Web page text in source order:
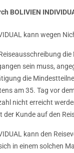
BOLIVIEN
kann wegen
sein muss,
die
am 35. Tag vor
nicht erreicht
Kunde auf den
kann den
in einem solchen